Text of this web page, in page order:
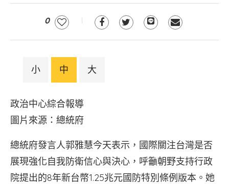
0
小 中 大
政治中心綜合報導
圖片來源：總統府
總統府發言人郭雅慧今天表示，國際關注台灣是否
展現強化自我防衛信心與決心，呼籲朝野支持行政
院提出的8年新台幣1.25兆元國防特別條例版本。她